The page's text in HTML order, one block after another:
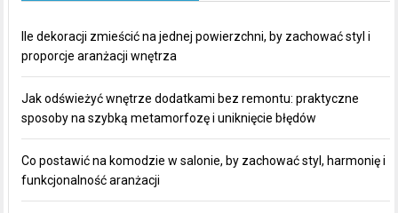
Ile dekoracji zmieścić na jednej powierzchni, by zachować styl i
proporcje aranżacji wnętrza
Jak odświeżyć wnętrze dodatkami bez remontu: praktyczne
sposoby na szybką metamorfozę i uniknięcie błędów
Co postawić na komodzie w salonie, by zachować styl, harmonię i
funkcjonalność aranżacji